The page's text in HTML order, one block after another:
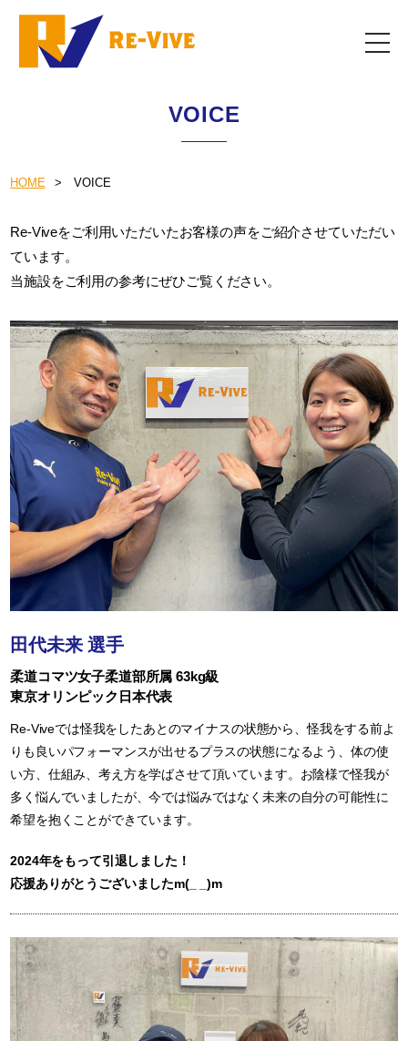
VOICE
HOME VOICE
Re-Viveをご利用いただいたお客様の声をご紹介させていただい
ています。
当施設をご利用の参考にぜひご覧ください。
田代未来 選手
柔道コマツ女子柔道部所属 63kg級
東京オリンピック日本代表
Re-Viveでは怪我をしたあとのマイナスの状態から、怪我をする前よ
りも良いパフォーマンスが出せるプラスの状態になるよう、体の使
い方、仕組み、考え方を学ばさせて頂いています。お陰様で怪我が
多く悩んでいましたが、今では悩みではなく未来の自分の可能性に
希望を抱くことができています。
2024年をもって引退しました！
応援ありがとうございましたm(_ _)m